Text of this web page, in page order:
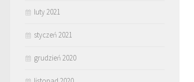
luty 2021
styczeń 2021
grudzień 2020